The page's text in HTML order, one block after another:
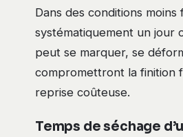
Dans des conditions
systématiquement un jour
peut se marquer, se
compromettront la finition
reprise coûteuse.
Temps de séchage